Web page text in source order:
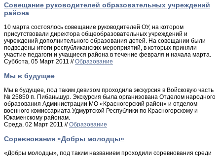
Совещание руководителей образовательных учреждений
района
10 марта состоялось совещание руководителей ОУ, на котором
присутствовали директора общеобразовательных учреждений и
учреждений дополнительного образования детей. На совещании были
подведены итоги республиканских мероприятий, в которых приняли
участие педагоги и учащиеся района в течение февраля и начала марта.
Суббота, 05 Март 2011 //Образование
Мы в будущее
Мы в будущее, под таким девизом проходила экскурсия в Войсковую часть
№ 25850 п. Пибаньшур. Экскурсия была организована Отделом народного
образования Администрации МО «Красногорский район» и отделом
военного комиссариата Удмуртской Республики по Красногорскому и
Юкаменскому районам.
Среда, 02 Март 2011 //Образование
Соревнования «Добры молодцы»
«Добры молодцы», под таким названием проходили соревнования среди